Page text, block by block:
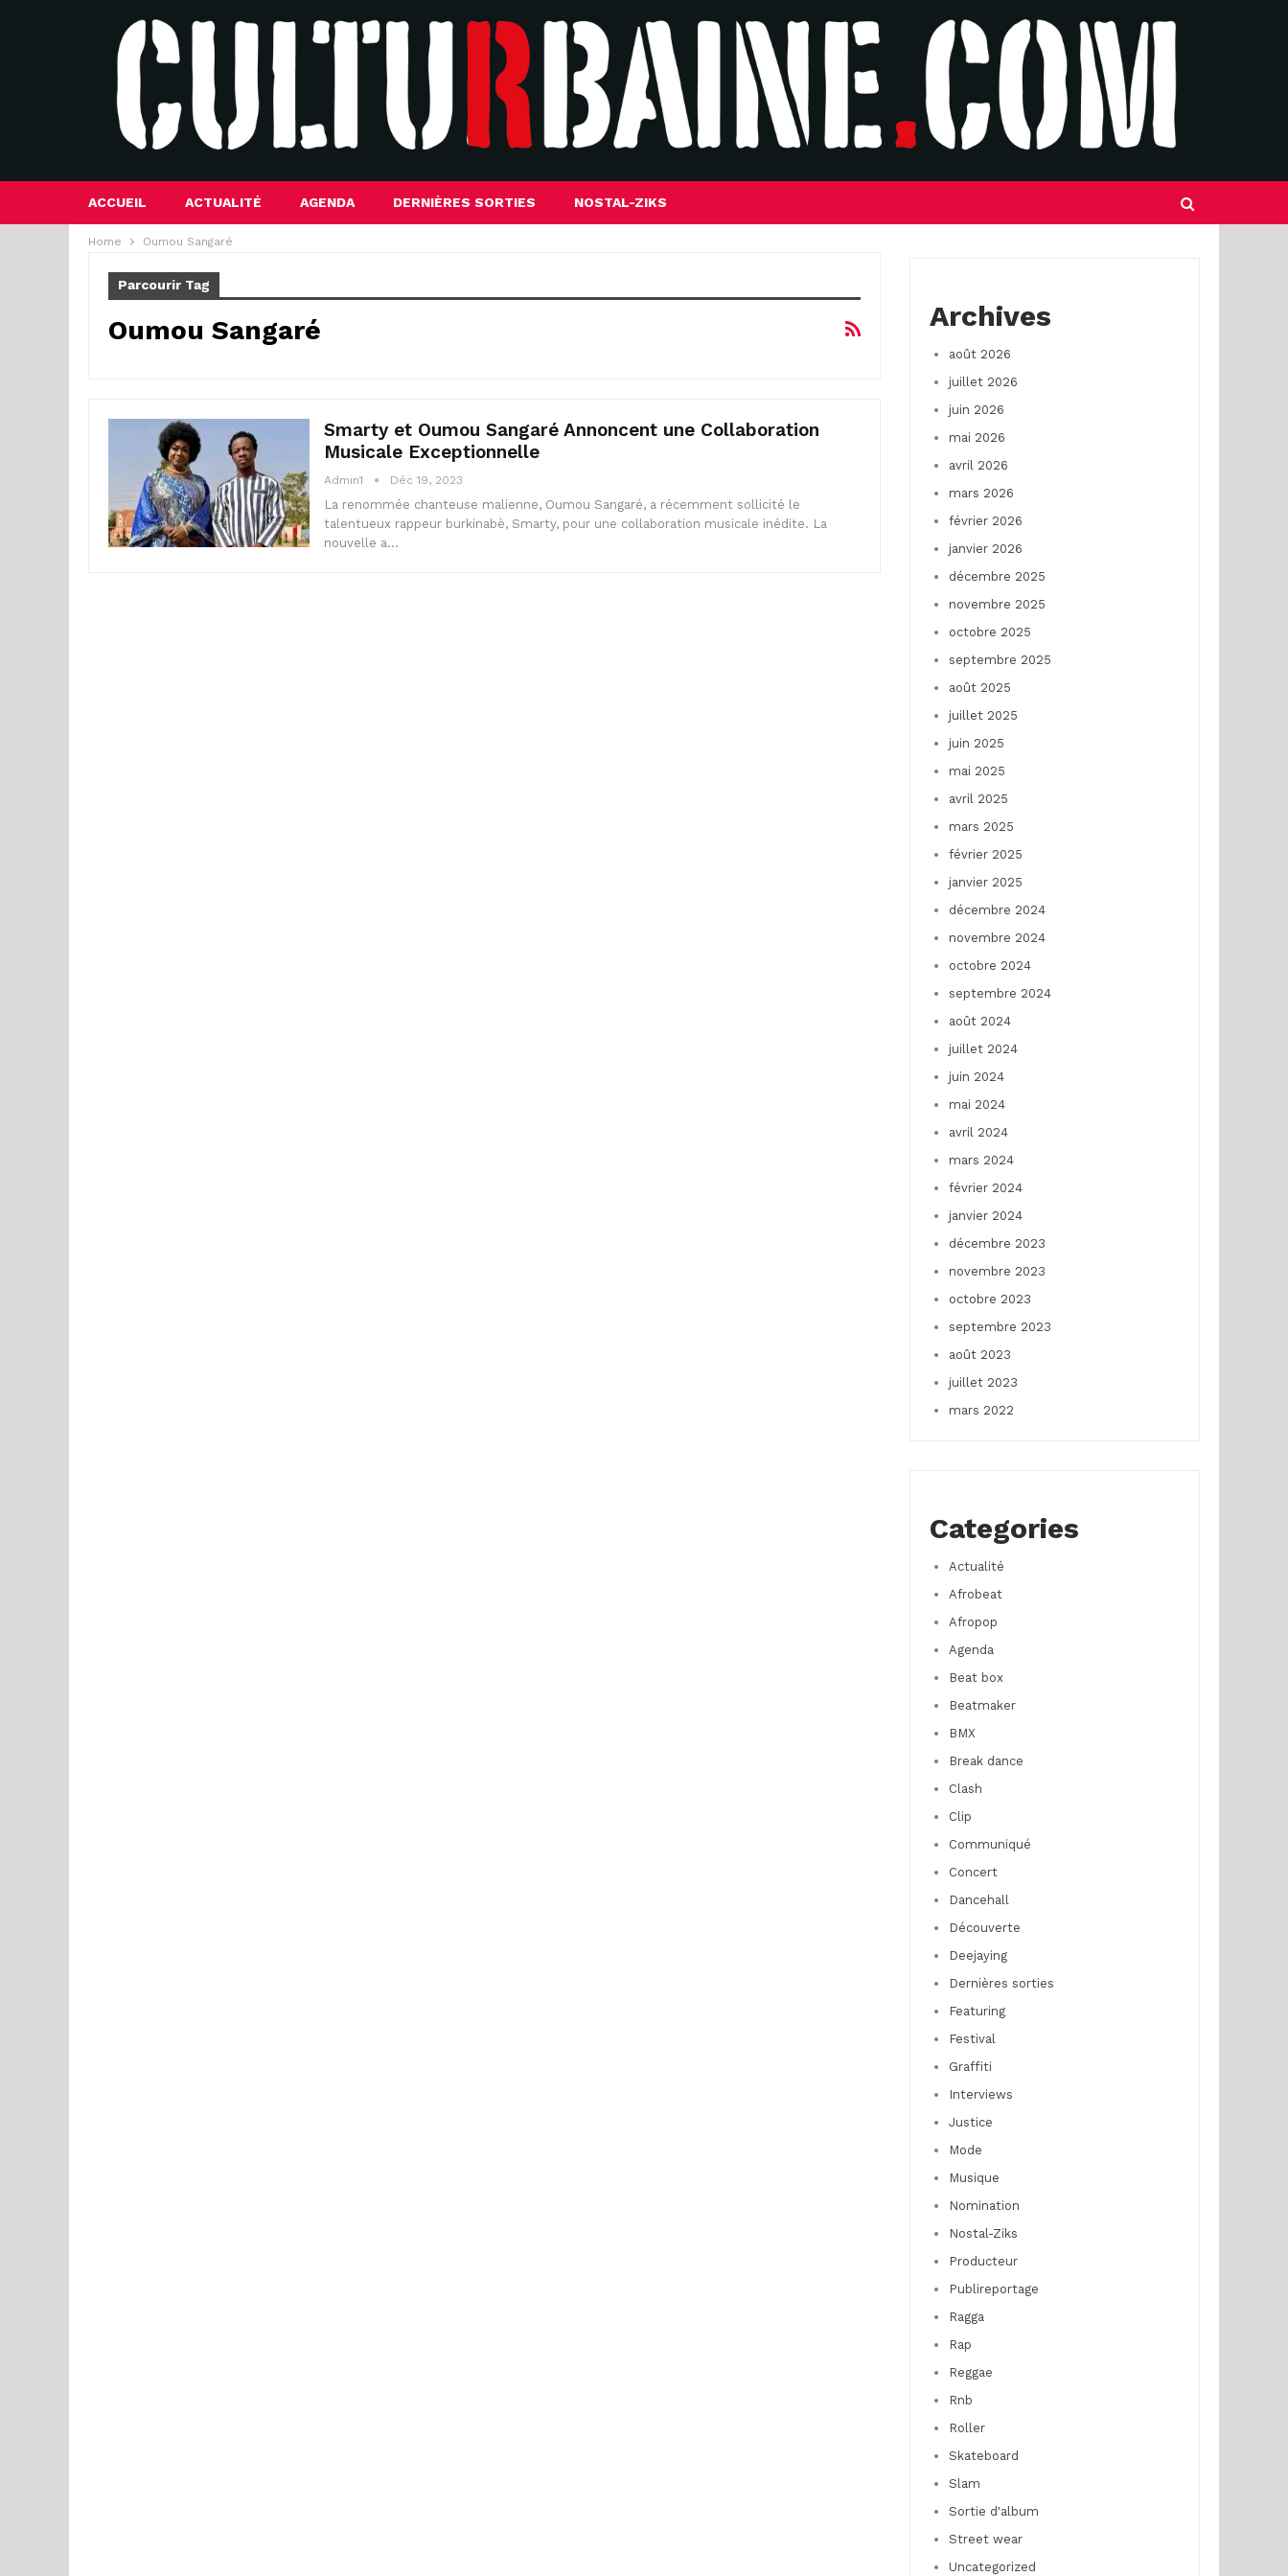
ACCUEIL ACTUALITÉ AGENDA DERNIÈRES SORTIES NOSTAL-ZIKS
Home Oumou Sangaré
Parcourir Tag
Oumou Sangaré
Smarty et Oumou Sangaré Annoncent une Collaboration
Musicale Exceptionnelle
Admin1 Déc 19, 2023
La renommée chanteuse malienne, Oumou Sangaré, a récemment sollicité le
talentueux rappeur burkinabè, Smarty, pour une collaboration musicale inédite. La
nouvelle a…
Archives
août 2026
juillet 2026
juin 2026
mai 2026
avril 2026
mars 2026
février 2026
janvier 2026
décembre 2025
novembre 2025
octobre 2025
septembre 2025
août 2025
juillet 2025
juin 2025
mai 2025
avril 2025
mars 2025
février 2025
janvier 2025
décembre 2024
novembre 2024
octobre 2024
septembre 2024
août 2024
juillet 2024
juin 2024
mai 2024
avril 2024
mars 2024
février 2024
janvier 2024
décembre 2023
novembre 2023
octobre 2023
septembre 2023
août 2023
juillet 2023
mars 2022
Categories
Actualité
Afrobeat
Afropop
Agenda
Beat box
Beatmaker
BMX
Break dance
Clash
Clip
Communiqué
Concert
Dancehall
Découverte
Deejaying
Dernières sorties
Featuring
Festival
Graffiti
Interviews
Justice
Mode
Musique
Nomination
Nostal-Ziks
Producteur
Publireportage
Ragga
Rap
Reggae
Rnb
Roller
Skateboard
Slam
Sortie d'album
Street wear
Uncategorized